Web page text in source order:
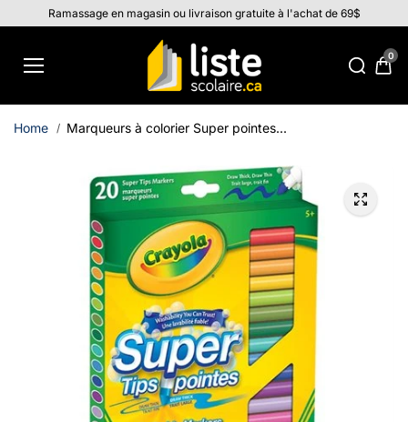
Aller au
contenu
Ramassage en magasin ou livraison gratuite à l'achat de 69$
0
Home Marqueurs à colorier Super pointes...